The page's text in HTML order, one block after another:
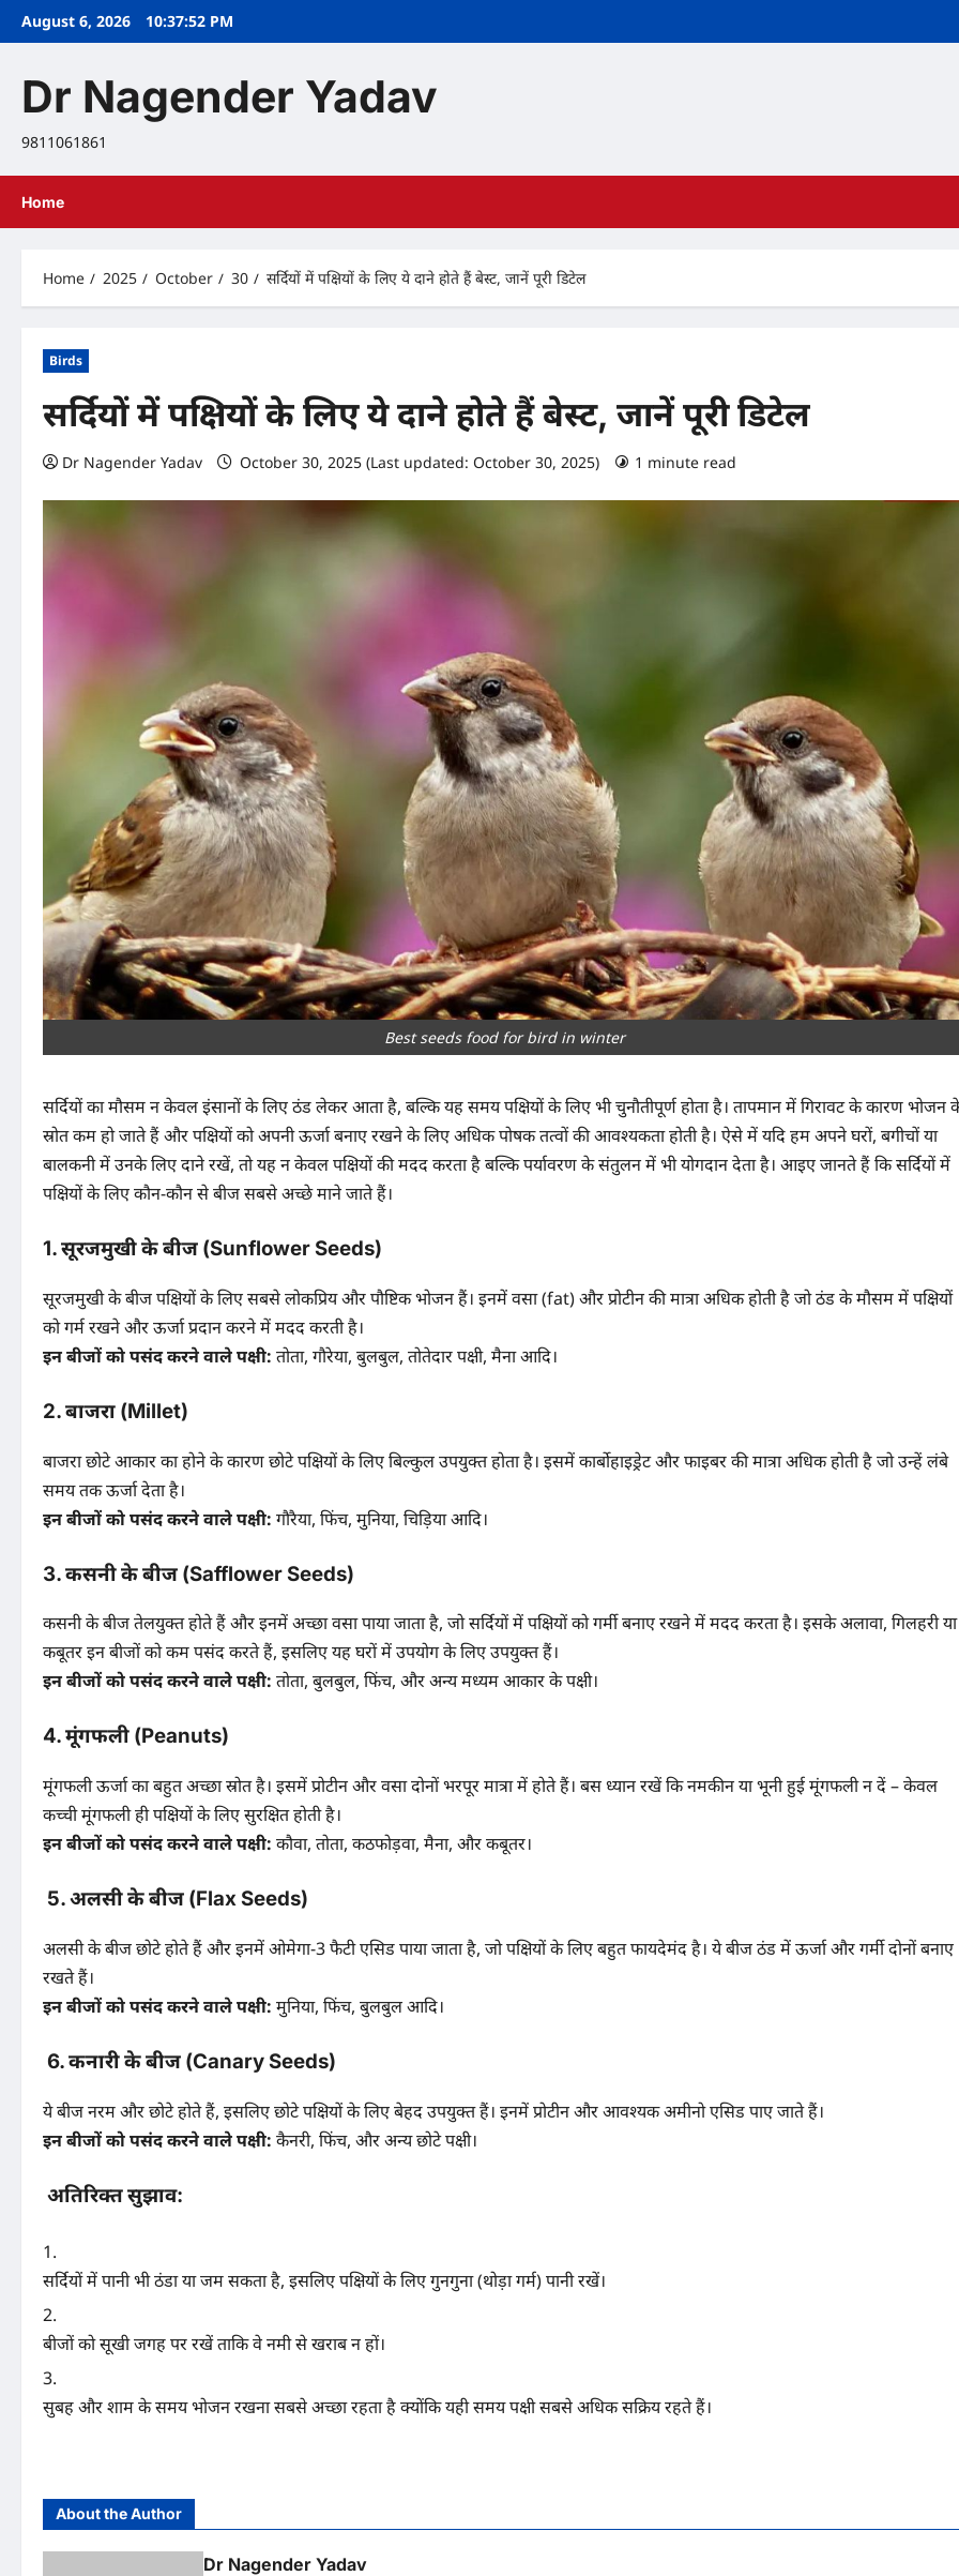
SkipAugust 6, 2026 10:37:53 PM
Dr Nagender Yadav
9811061861
Home
Home 2025 October 30 सर्दियों में पक्षियों के लिए ये दाने होते हैं बेस्ट, जानें पूरी डिटेल
Birds
सर्दियों में पक्षियों के लिए ये दाने होते हैं बेस्ट, जानें पूरी डिटेल
Dr Nagender Yadav October 30, 2025 (Last updated: October 30, 2025) 1 minute read
Best seeds food for bird in winter
सर्दियों का मौसम न केवल इंसानों के लिए ठंड लेकर आता है, बल्कि यह समय पक्षियों के लिए भी चुनौतीपूर्ण होता है। तापमान में गिरावट के कारण भोजन
स्रोत कम हो जाते हैं और पक्षियों को अपनी ऊर्जा बनाए रखने के लिए अधिक पोषक तत्वों की आवश्यकता होती है। ऐसे में यदि हम अपने घरों, बगीचों या
बालकनी में उनके लिए दाने रखें, तो यह न केवल पक्षियों की मदद करता है बल्कि पर्यावरण के संतुलन में भी योगदान देता है। आइए जानते हैं कि सर्दियों में
पक्षियों के लिए कौन-कौन से बीज सबसे अच्छे माने जाते हैं।
1.सूरजमुखी के बीज (Sunflower Seeds)
सूरजमुखी के बीज पक्षियों के लिए सबसे लोकप्रिय और पौष्टिक भोजन हैं। इनमें वसा (fat) और प्रोटीन की मात्रा अधिक होती है जो ठंड के मौसम में पक्षियों
को गर्म रखने और ऊर्जा प्रदान करने में मदद करती है।
इन बीजों को पसंद करने वाले पक्षी: तोता, गौरेया, बुलबुल, तोतेदार पक्षी, मैना आदि।
2.बाजरा (Millet)
बाजरा छोटे आकार का होने के कारण छोटे पक्षियों के लिए बिल्कुल उपयुक्त होता है। इसमें कार्बोहाइड्रेट और फाइबर की मात्रा अधिक होती है जो उन्हें लंबे
समय तक ऊर्जा देता है।
इन बीजों को पसंद करने वाले पक्षी: गौरैया, फिंच, मुनिया, चिड़िया आदि।
3.कसनी के बीज (Safflower Seeds)
कसनी के बीज तेलयुक्त होते हैं और इनमें अच्छा वसा पाया जाता है, जो सर्दियों में पक्षियों को गर्मी बनाए रखने में मदद करता है। इसके अलावा, गिलहरी या
कबूतर इन बीजों को कम पसंद करते हैं, इसलिए यह घरों में उपयोग के लिए उपयुक्त हैं।
इन बीजों को पसंद करने वाले पक्षी: तोता, बुलबुल, फिंच, और अन्य मध्यम आकार के पक्षी।
4.मूंगफली (Peanuts)
मूंगफली ऊर्जा का बहुत अच्छा स्रोत है। इसमें प्रोटीन और वसा दोनों भरपूर मात्रा में होते हैं। बस ध्यान रखें कि नमकीन या भूनी हुई मूंगफली न दें – केवल
कच्ची मूंगफली ही पक्षियों के लिए सुरक्षित होती है।
इन बीजों को पसंद करने वाले पक्षी: कौवा, तोता, कठफोड़वा, मैना, और कबूतर।
5.अलसी के बीज (Flax Seeds)
अलसी के बीज छोटे होते हैं और इनमें ओमेगा-3 फैटी एसिड पाया जाता है, जो पक्षियों के लिए बहुत फायदेमंद है। ये बीज ठंड में ऊर्जा और गर्मी दोनों बनाए
रखते हैं।
इन बीजों को पसंद करने वाले पक्षी: मुनिया, फिंच, बुलबुल आदि।
6.कनारी के बीज (Canary Seeds)
ये बीज नरम और छोटे होते हैं, इसलिए छोटे पक्षियों के लिए बेहद उपयुक्त हैं। इनमें प्रोटीन और आवश्यक अमीनो एसिड पाए जाते हैं।
इन बीजों को पसंद करने वाले पक्षी: कैनरी, फिंच, और अन्य छोटे पक्षी।
अतिरिक्त सुझाव:
सर्दियों में पानी भी ठंडा या जम सकता है, इसलिए पक्षियों के लिए गुनगुना (थोड़ा गर्म) पानी रखें।
बीजों को सूखी जगह पर रखें ताकि वे नमी से खराब न हों।
सुबह और शाम के समय भोजन रखना सबसे अच्छा रहता है क्योंकि यही समय पक्षी सबसे अधिक सक्रिय रहते हैं।
About the Author
Dr Nagender Yadav